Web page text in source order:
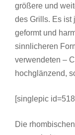
größere und
des Grills. Es ist
geformt und
sinnlicheren
verwendeten –
hochglänzend,
[singlepic
Die